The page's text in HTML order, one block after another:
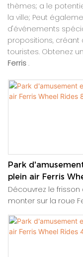
thèmes; a le
la ville; Peut
d'événements
propositions, créant
touristes. Obtenez
Ferris .
Park
plein air Ferris
Rides 88m
Découvrez le frisson
monter sur la roue
88 m du parc
extérieures. Profitez
vue panoramique